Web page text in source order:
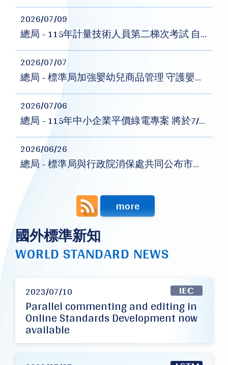
2026/07/09
總局 - 115年計量技術人員第二梯次考試 自7月13日起開放報名
2026/07/07
總局 - 標準局加強嬰幼兒商品管理 守護嬰幼兒安全
2026/07/06
總局 - 115年中小企業平價綠電專案 將於7/7起開放登記
2026/06/26
總局 - 標準局與行政院消保處共同公布市售「金、銀紙」及「香品」商品檢測結果
more
國外標準新知
WORLD STANDARD NEWS
2023/07/10
Parallel commenting and editing in
Online Standards Development now
available